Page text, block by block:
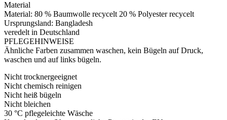
Material
Material: 80 % Baumwolle recycelt 20 % Polyester recycelt
Ursprungsland: Bangladesh
veredelt in Deutschland
PFLEGEHINWEISE
Ähnliche Farben zusammen waschen, kein Bügeln auf Druck,
waschen und auf links bügeln.
Nicht trocknergeeignet
Nicht chemisch reinigen
Nicht heiß bügeln
Nicht bleichen
30 °C pflegeleichte Wäsche